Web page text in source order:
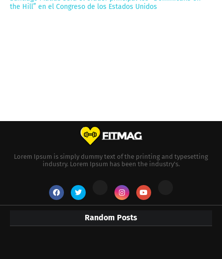
the Hill” en el Congreso de los Estados Unidos
Lorem Ipsum is simply dummy text of the printing and typesetting
industry. Lorem Ipsum has been the industry's.
Random Posts